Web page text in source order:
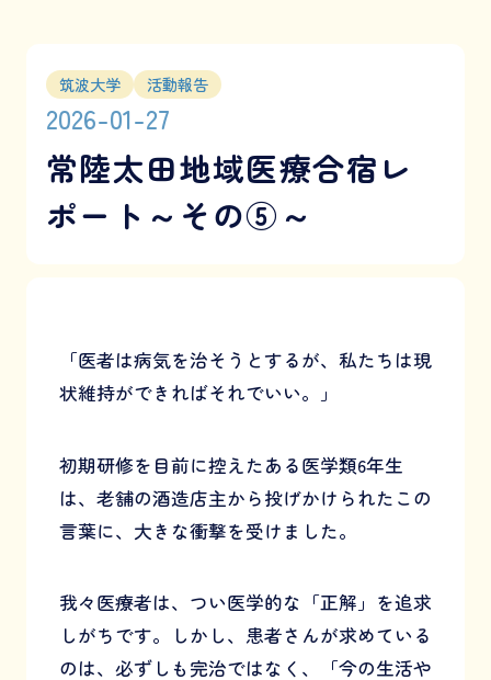
2026-01-27
筑波大学 活動報告
常陸太田地域医療合宿レ
ポート～その⑤～
「医者は病気を治そうとするが、私たちは現
状維持ができればそれでいい。」
初期研修を目前に控えたある医学類6年生
は、老舗の酒造店主から投げかけられたこの
言葉に、大きな衝撃を受けました。
我々医療者は、つい医学的な「正解」を追求
しがちです。しかし、患者さんが求めている
のは、必ずしも完治ではなく、「今の生活や